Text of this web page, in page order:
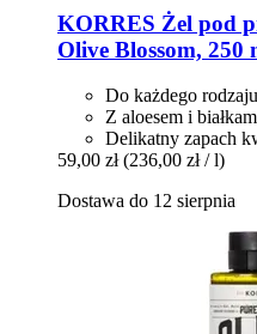
KORRES Żel pod
Olive Blossom, 250
Do każdego
Z aloesem i
Delikatny zapach
59,00 zł (236,00 zł / l)
Dostawa do 12 sierpnia